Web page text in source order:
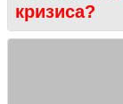
кризиса?